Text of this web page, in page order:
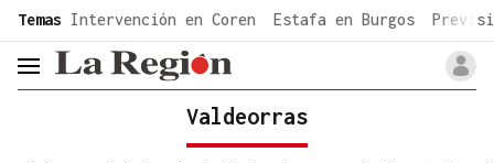
common.go-to-content
Temas Intervención en Coren Estafa en Burgos
header.menu.open
Valdeorras